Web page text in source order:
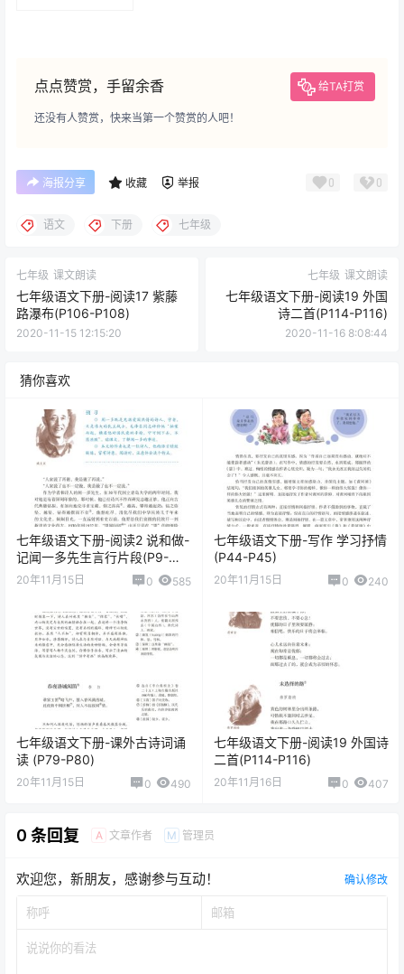
点点赞赏，手留余香 给TA打赏
还没有人赞赏，快来当第一个赞赏的人吧！
海报分享 收藏 举报 0 0
语文 下册 七年级
七年级 课文朗读
七年级语文下册-阅读17 紫藤
路瀑布(P106-P108)
2020-11-15 12:15:20
七年级 课文朗读
七年级语文下册-阅读19 外国
诗二首(P114-P116)
2020-11-16 8:08:44
猜你喜欢
七年级语文下册-阅读2 说和做-
记闻一多先生言行片段(P9-
P12)
20年11月15日 0 585
七年级语文下册-写作 学习抒情
(P44-P45)
20年11月15日 0 240
七年级语文下册-课外古诗词诵
读 (P79-P80)
20年11月15日 0 490
七年级语文下册-阅读19 外国诗
二首(P114-P116)
20年11月16日 0 407
0 条回复 A 文章作者 M 管理员
欢迎您，新朋友，感谢参与互动！ 确认修改